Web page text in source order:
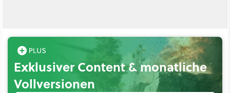
Exklusiver Content & monatliche
Vollversionen